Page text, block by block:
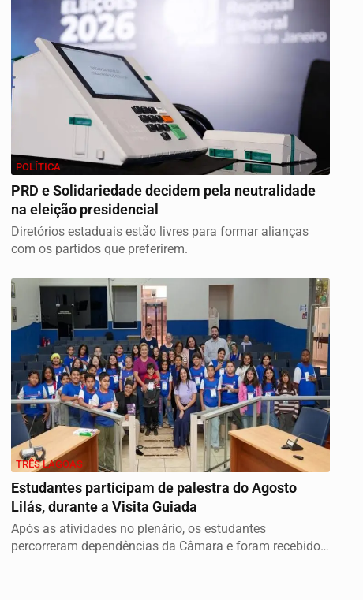
POLÍTICA
PRD e Solidariedade decidem pela neutralidade
na eleição presidencial
Diretórios estaduais estão livres para formar alianças
com os partidos que preferirem.
TRÊS LAGOAS
Estudantes participam de palestra do Agosto
Lilás, durante a Visita Guiada
Após as atividades no plenário, os estudantes
percorreram dependências da Câmara e foram recebidos